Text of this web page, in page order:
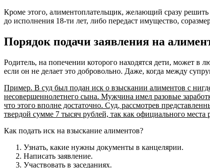
Кроме этого, алиментоплательщик, желающий сразу
до исполнения 18-ти лет, либо передаст имущество,
Порядок подачи заявления на
Родитель, на попечении которого находятся дети, может в
если он не делает это добровольно. Даже, когда между
Пример. В суд был подан иск о взыскании алиментов с
несовершеннолетнего сына. Мужчина имел разовые
что этого вполне достаточно. Суд, рассмотрев
твердой сумме 7 тысяч рублей, так как официального места
Как подать иск на взыскание алиментов?
Узнать, какие нужны документы в канцелярии.
Написать заявление.
Участвовать в заседаниях.